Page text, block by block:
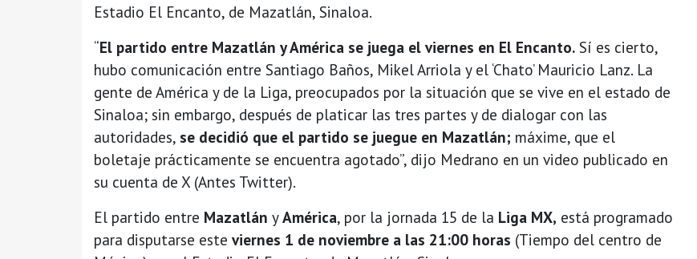
Estadio El Encanto, de Mazatlán, Sinaloa.
“El partido entre Mazatlán y América se juega el viernes en El Encanto. Sí es cierto,
hubo comunicación entre Santiago Baños, Mikel Arriola y el ‘Chato’ Mauricio Lanz. La
gente de América y de la Liga, preocupados por la situación que se vive en el estado de
Sinaloa; sin embargo, después de platicar las tres partes y de dialogar con las
autoridades, se decidió que el partido se juegue en Mazatlán; máxime, que el
boletaje prácticamente se encuentra agotado”, dijo Medrano en un video publicado en
su cuenta de X (Antes Twitter).
El partido entre Mazatlán yAmérica, por la jornada 15 de la Liga MX, está programado
para disputarse este viernes 1 de noviembre a las 21:00 horas (Tiempo del centro de